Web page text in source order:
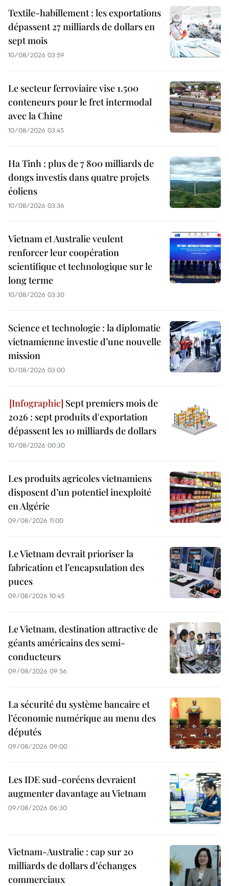
Textile-habillement : les exportations
dépassent 27 milliards de dollars en
sept mois
10/08/2026 03:59
Le secteur ferroviaire vise 1.500
conteneurs pour le fret intermodal
avec la Chine
10/08/2026 03:45
Ha Tinh : plus de 7 800 milliards de
dongs investis dans quatre projets
éoliens
10/08/2026 03:36
Vietnam et Australie veulent
renforcer leur coopération
scientifique et technologique sur le
long terme
10/08/2026 03:30
Science et technologie : la diplomatie
vietnamienne investie d’une nouvelle
mission
10/08/2026 03:00
Sept premiers mois de
2026 : sept produits d'exportation
dépassent les 10 milliards de dollars
10/08/2026 00:30
Les produits agricoles vietnamiens
disposent d’un potentiel inexploité
en Algérie
09/08/2026 11:00
Le Vietnam devrait prioriser la
fabrication et l’encapsulation des
puces
09/08/2026 10:45
Le Vietnam, destination attractive de
géants américains des semi-
conducteurs
09/08/2026 09:56
La sécurité du système bancaire et
l’économie numérique au menu des
députés
09/08/2026 09:00
Les IDE sud-coréens devraient
augmenter davantage au Vietnam
09/08/2026 06:30
Vietnam-Australie : cap sur 20
milliards de dollars d’échanges
commerciaux